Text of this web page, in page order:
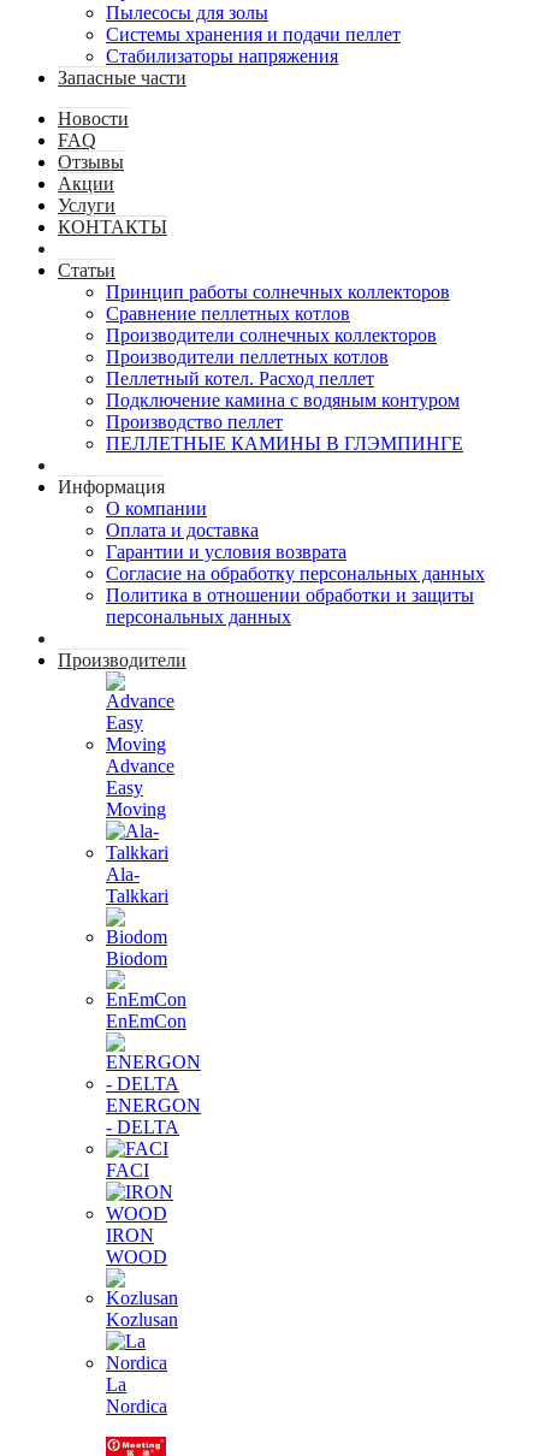
Пылесосы для золы
Системы хранения и подачи пеллет
Стабилизаторы напряжения
Запасные части
Новости
FAQ
Отзывы
Акции
Услуги
КОНТАКТЫ
Статьи
Принцип работы солнечных коллекторов
Сравнение пеллетных котлов
Производители солнечных коллекторов
Производители пеллетных котлов
Пеллетный котел. Расход пеллет
Подключение камина с водяным контуром
Производство пеллет
ПЕЛЛЕТНЫЕ КАМИНЫ В ГЛЭМПИНГЕ
Информация
О компании
Оплата и доставка
Гарантии и условия возврата
Согласие на обработку персональных данных
Политика в отношении обработки и защиты
персональных данных
Производители
Advance
Easy
Moving
Ala-
Talkkari
Biodom
EnEmCon
ENERGON
- DELTA
FACI
IRON
WOOD
Kozlusan
La
Nordica